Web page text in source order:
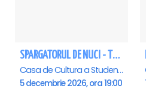
SPARGATORUL DE NUCI - Turneu National - Iasi
Casa de Cultura a Studentilor , Iasi
5 decembrie 2026, ora 19:00